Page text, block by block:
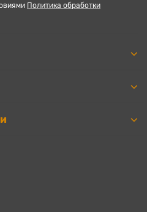
Политика обработки